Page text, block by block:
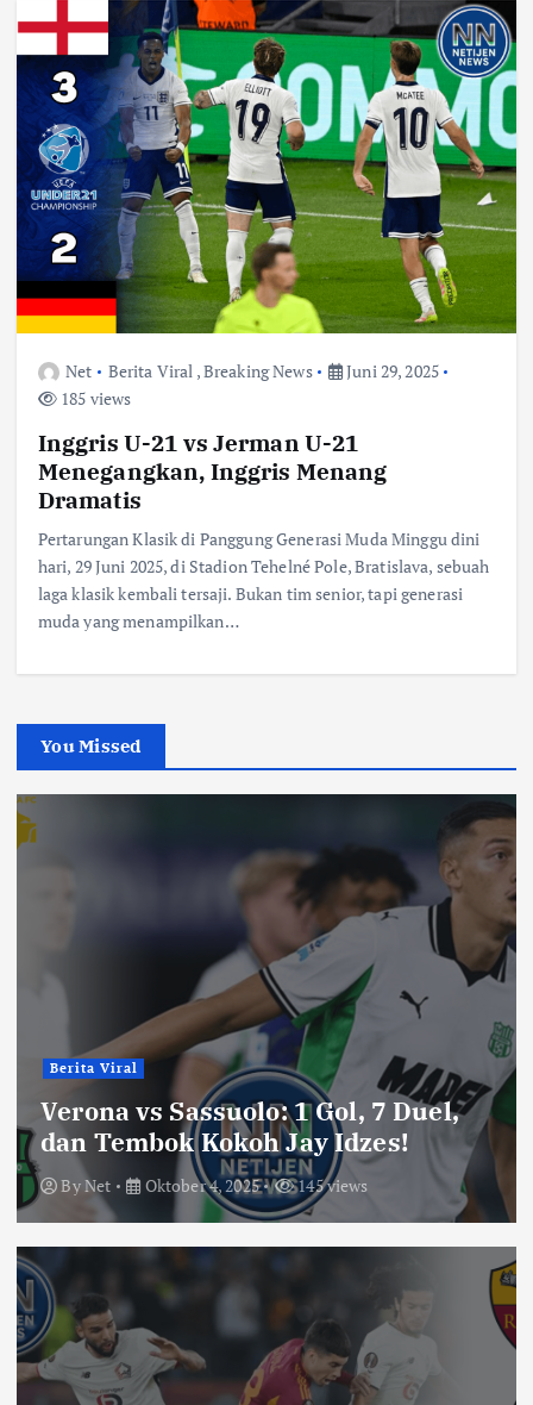
Net Berita Viral ,Breaking News
Juni 29, 2025
185 views
Inggris U-21 vs Jerman U-21
Menegangkan, Inggris Menang
Dramatis
Pertarungan Klasik di Panggung Generasi Muda Minggu dini
hari, 29 Juni 2025, di Stadion Tehelné Pole, Bratislava, sebuah
laga klasik kembali tersaji. Bukan tim senior, tapi generasi
muda yang menampilkan…
You Missed
Berita Viral
Verona vs Sassuolo: 1 Gol, 7 Duel,
dan Tembok Kokoh Jay Idzes!
ByNet Oktober 4, 2025 145 views